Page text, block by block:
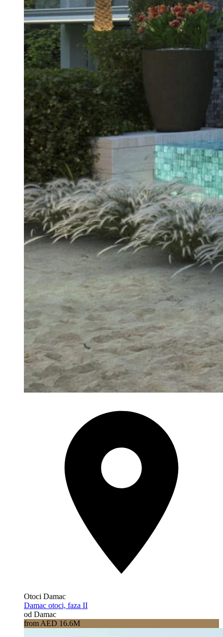
Otoci Damac
Damac otoci, faza II
od Damac
from AED 16.6M